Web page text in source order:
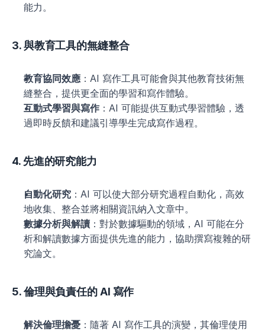
能力。
3. 與教育工具的無縫整合
教育協同效應 ：AI 寫作工具可能會與其他教育技術無
縫整合，提供更全面的學習和寫作體驗。
互動式學習與寫作 ：AI 可能提供互動式學習體驗，透
過即時反饋和建議引導學生完成寫作過程。
4. 先進的研究能力
自動化研究 ：AI 可以使大部分研究過程自動化，高效
地收集、整合並將相關資訊納入文章中。
數據分析與解讀 ：對於數據驅動的領域，AI 可能在分
析和解讀數據方面提供先進的能力，協助撰寫複雜的研
究論文。
5. 倫理與負責任的 AI 寫作
解決倫理擔憂 ：隨著 AI 寫作工具的演變，其倫理使用